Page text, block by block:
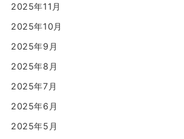
2025年11月
2025年10月
2025年9月
2025年8月
2025年7月
2025年6月
2025年5月